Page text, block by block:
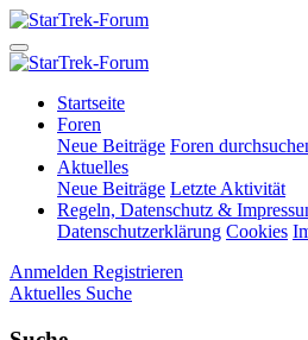
Startseite
Foren
Neue Beiträge Foren
Aktuelles
Neue Beiträge Letzte Aktivität
Regeln, Datenschutz &
Datenschutzerklärung Cookies
Anmelden Registrieren
Aktuelles Suche